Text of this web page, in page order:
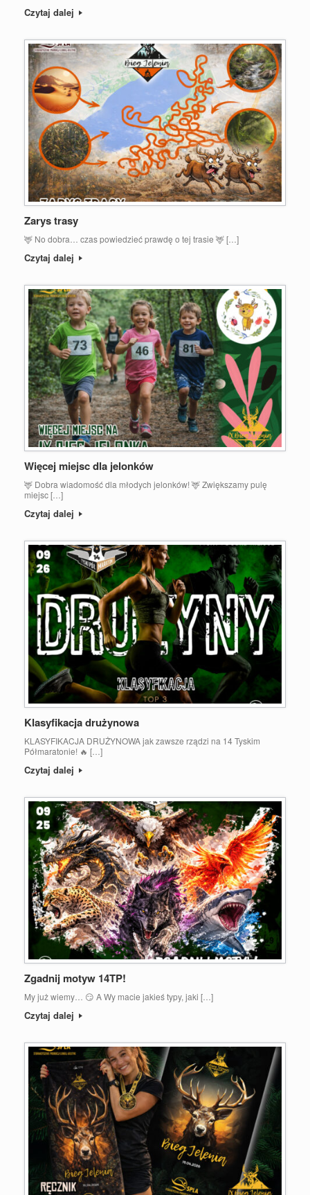
Czytaj dalej
Zarys trasy
🦌 No dobra… czas powiedzieć prawdę o tej trasie 🦌 […]
Czytaj dalej
Więcej miejsc dla jelonków
🦌 Dobra wiadomość dla młodych jelonków! 🦌 Zwiększamy pulę
miejsc […]
Czytaj dalej
Klasyfikacja drużynowa
KLASYFIKACJA DRUŻYNOWA jak zawsze rządzi na 14 Tyskim
Półmaratonie! 🔥 […]
Czytaj dalej
Zgadnij motyw 14TP!
My już wiemy… 😏 A Wy macie jakieś typy, jaki […]
Czytaj dalej